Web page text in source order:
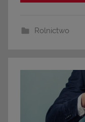
Rolnictwo